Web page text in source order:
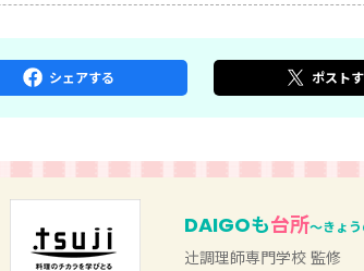
シェアする ポスト
DAIGOも台所～きょ
辻󠄀調理師専門学校 監修